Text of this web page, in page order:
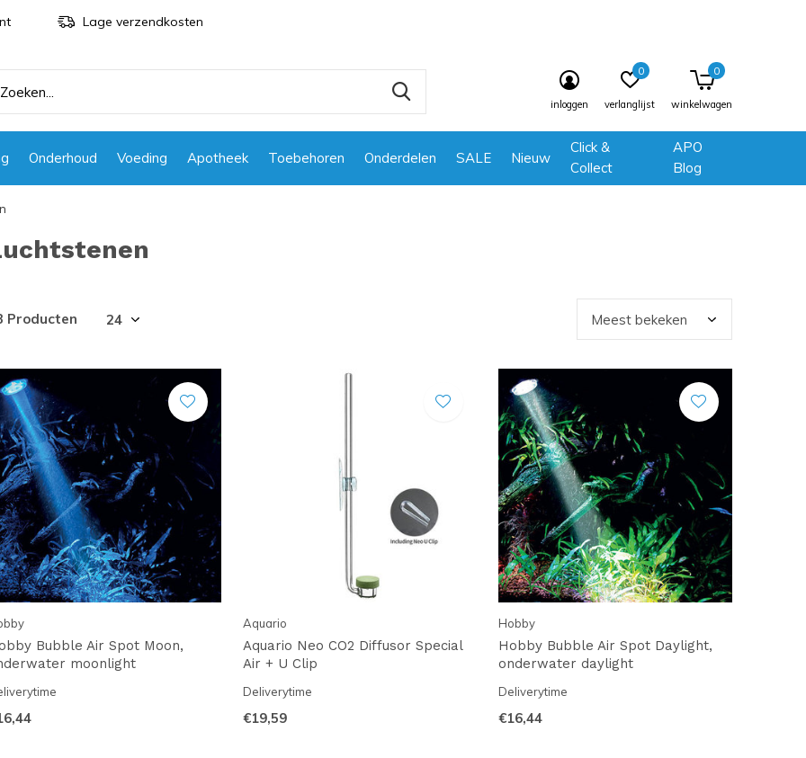
Onderhoud Voeding Apotheek Toebehoren Onderdelen SALE Nieuw
Click &
Collect
APO
Blog
inloggen verlanglijst
0
winkelwagen
0
Lage verzendkosten
Producten
Bubble Air Spot Moon,
moonlight
Aquario
Aquario Neo CO2 Diffusor Special
Air + U Clip
Deliverytime
€19,59
Hobby
Hobby Bubble Air Spot Daylight,
onderwater daylight
Deliverytime
€16,44